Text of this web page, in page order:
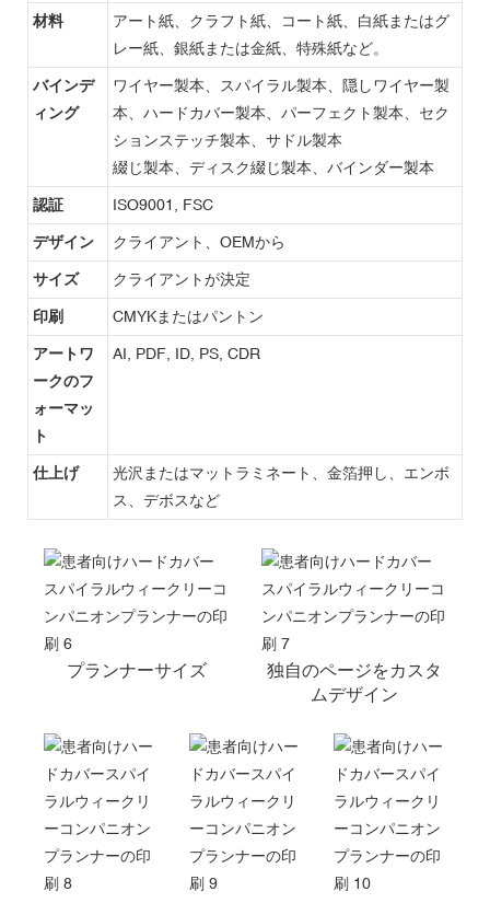
材料
アート紙、クラフト紙、コート紙、白紙またはグ
レー紙、銀紙または金紙、特殊紙など。
バインデ
ィング
ワイヤー製本、スパイラル製本、隠しワイヤー製
本、ハードカバー製本、パーフェクト製本、セク
ションステッチ製本、サドル製本
綴じ製本、ディスク綴じ製本、バインダー製本
認証 ISO9001, FSC
デザイン クライアント、OEMから
サイズ クライアントが決定
印刷 CMYKまたはパントン
アートワ
ークのフ
ォーマッ
ト
AI, PDF, ID, PS, CDR
仕上げ
光沢またはマットラミネート、金箔押し、エンボ
ス、デボスなど
プランナーサイズ
独自のページをカスタ
ムデザイン